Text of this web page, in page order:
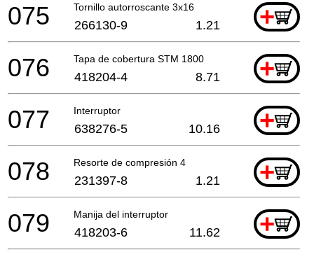
Tornillo autorroscante 3x16 +
075 266130-9 1.21
Tapa de cobertura STM 1800 +
076 418204-4 8.71
Interruptor +
077 638276-5 10.16
Resorte de compresión 4 +
078 231397-8 1.21
Manija del interruptor +
079 418203-6 11.62